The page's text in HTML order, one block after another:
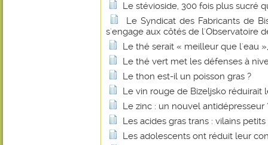
Le stévioside, 300 fois plus sucré
Le Syndicat des Fabricants de
s'engage aux côtés de l'Observatoire
Le thé serait « meilleur que l'eau
Le thé vert met les défenses à
Le thon est-il un poisson gras ?
Le vin rouge de Bizeljsko réduirait
Le zinc : un nouvel antidépresseur
Les acides gras trans : vilains
Les adolescents ont réduit leur